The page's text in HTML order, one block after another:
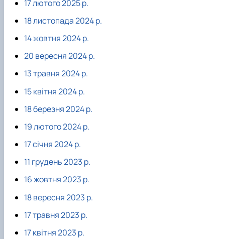
НОВИНИ
факультетом ветеринарної медицини …
Вступ 2022 рік
Вступ 2020 рік
Вступ 2019 рік
17 лютого 2025 р.
18 листопада 2024 р.
14 жовтня 2024 р.
20 вересня 2024 р.
13 травня 2024 р.
15 квітня 2024 р.
18 березня 2024 р.
19 лютого 2024 р.
17 січня 2024 р.
11 грудень 2023 р.
16 жовтня 2023 р.
18 вересня 2023 р.
17 травня 2023 р.
17 квітня 2023 р.